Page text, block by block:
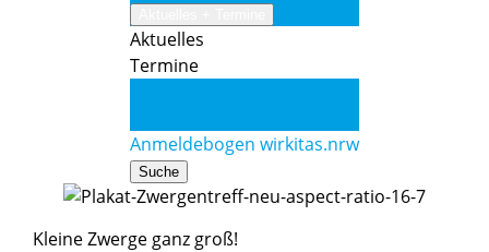
Aktuelles
Termine
Anmeldebogen wirkitas.nrw
Suche
Kleine Zwerge ganz groß!